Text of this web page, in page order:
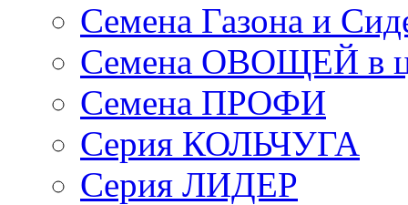
Семена Газона и
Семена ОВОЩЕЙ в
Семена ПРОФИ
Серия КОЛЬЧУГА
Серия ЛИДЕР